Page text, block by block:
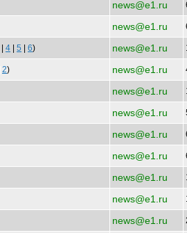
news@e1.ru
news@e1.ru
4 5 6) news@e1.ru
2) news@e1.ru
news@e1.ru
news@e1.ru
news@e1.ru
news@e1.ru
news@e1.ru
news@e1.ru
news@e1.ru